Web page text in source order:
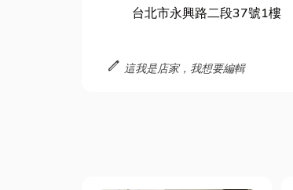
台北市永興路二段37號1樓
edit 這我是店家，我想要編輯